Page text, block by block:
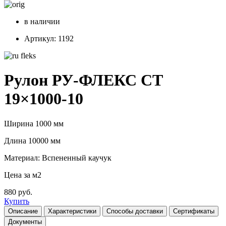
в наличии
Артикул: 1192
Рулон РУ-ФЛЕКС СТ
19×1000-10
Ширина 1000 мм
Длина 10000 мм
Материал: Вспененный каучук
Цена за м2
880 руб.
Купить
Описание Характеристики Способы доставки
Сертификаты
Документы